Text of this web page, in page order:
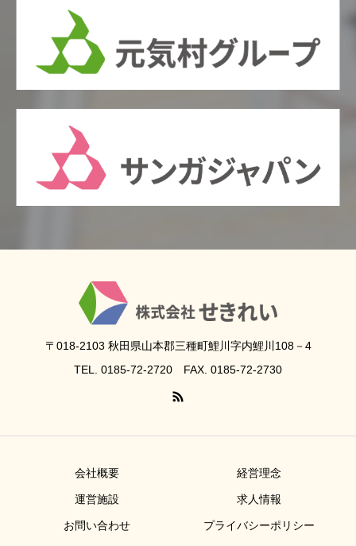
〒018-2103 秋田県山本郡三種町鯉川字内鯉川108－4
TEL. 0185-72-2720 FAX. 0185-72-2730
会社概要 経営理念
運営施設 求人情報
お問い合わせ プライバシーポリシー